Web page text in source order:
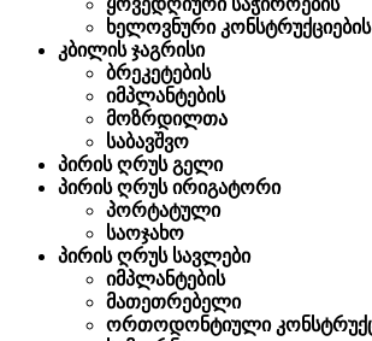
ხელოვნური კონსტრუქციების
კბილის ჯაგრისი
ბრეკეტების
იმპლანტების
მოზრდილთა
საბავშვო
პირის ღრუს გელი
პირის ღრუს ირიგატორი
პორტატული
საოჯახო
პირის ღრუს სავლები
იმპლანტების
მათეთრებელი
ორთოდონტიული